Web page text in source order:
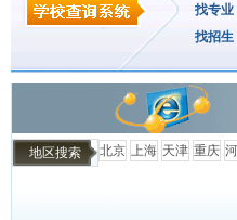
找专业
找招生
地区搜索 北京 上海 天津 重庆